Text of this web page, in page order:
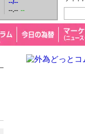
--/--
--.-- --